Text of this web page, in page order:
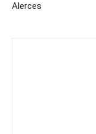
Alerces